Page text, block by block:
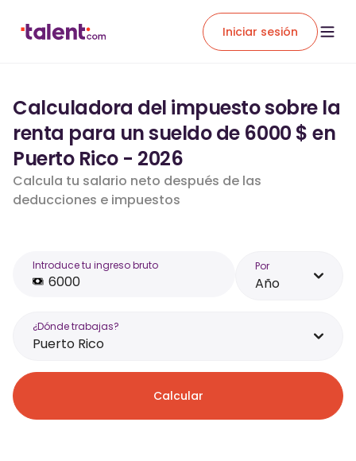
Iniciar sesión
Calculadora del impuesto sobre la
renta para un sueldo de 6000 $ en
Puerto Rico - 2026
Calcula tu salario neto después de las
deducciones e impuestos
Introduce tu ingreso bruto Por
Año
¿Dónde trabajas?
Puerto Rico
Calcular